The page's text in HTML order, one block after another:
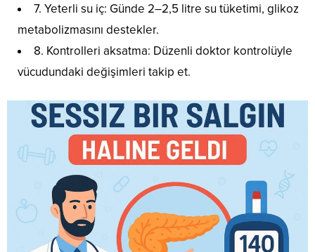
7. Yeterli su iç: Günde 2–2,5 litre su tüketimi, glikoz
metabolizmasını destekler.
8. Kontrolleri aksatma: Düzenli doktor kontrolüyle
vücudundaki değişimleri takip et.